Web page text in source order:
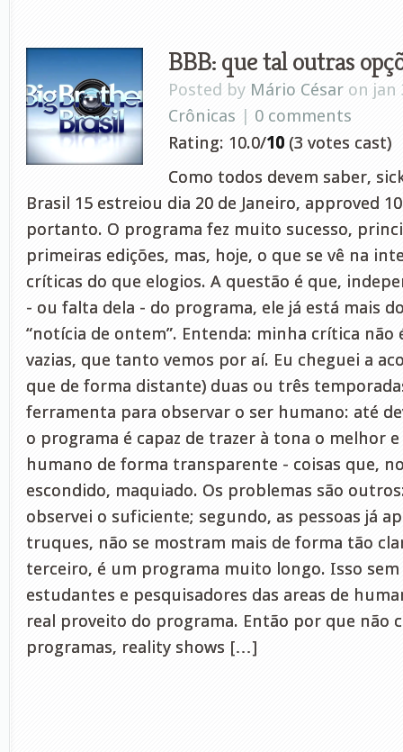
BBB: que tal outras
Posted by Mário César on jan
Crônicas | 0 comments
Rating: 10.0/10 (3 votes cast)
Como todos devem saber,
Brasil 15 estreiou dia 20 de Janeiro, approved
portanto. O programa fez muito sucesso,
primeiras edições, mas, hoje, o que se vê na
críticas do que elogios. A questão é que,
- ou falta dela - do programa, ele já está mais
“notícia de ontem”. Entenda: minha crítica não
vazias, que tanto vemos por aí. Eu cheguei a
que de forma distante) duas ou três
ferramenta para observar o ser humano: até
o programa é capaz de trazer à tona o melhor
humano de forma transparente - coisas que,
escondido, maquiado. Os problemas são
observei o suficiente; segundo, as pessoas já
truques, não se mostram mais de forma tão
terceiro, é um programa muito longo. Isso
estudantes e pesquisadores das areas de
real proveito do programa. Então por que não
programas, reality shows […]